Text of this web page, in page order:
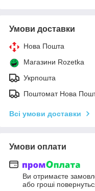
Умови доставки
Нова Пошта
Магазини Rozetka
Укрпошта
Поштомат Нова
Всі умови доставки
Умови оплати
Ви отримаєте
або гроші